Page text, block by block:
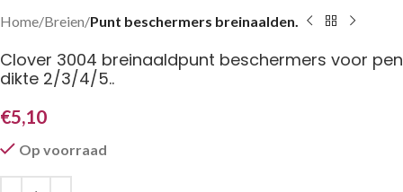
Home Breien Punt beschermers breinaalden.
Clover 3004 breinaaldpunt beschermers voor pen
dikte 2/3/4/5..
€5,10
Op voorraad